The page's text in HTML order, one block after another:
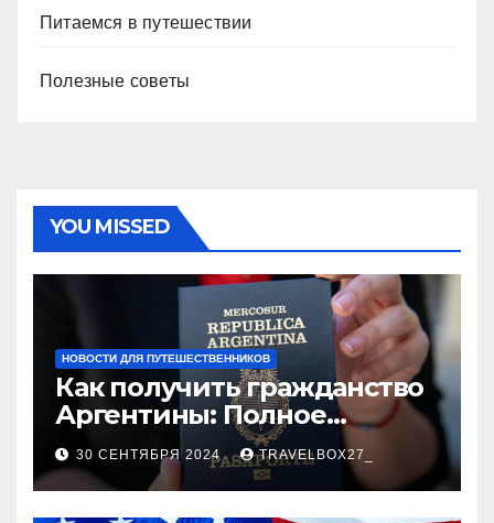
Питаемся в путешествии
Полезные советы
YOU MISSED
НОВОСТИ ДЛЯ ПУТЕШЕСТВЕННИКОВ
Как получить гражданство
Аргентины: Полное
руководство
30 СЕНТЯБРЯ 2024 TRAVELBOX27_